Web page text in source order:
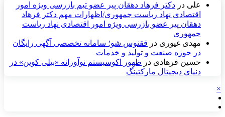
علی در دکتر فرهاد دهقان پیر عضو تيم بازرسی ويژه امور
اقتصادی نهاد رياست جمهوری/اظهارات مهم دکتر فرهاد
دهقان پیر عضو بازرسی ویژه امور اقتصادی نهاد ریاست
جمهوری
مهدی غیوری در ققنوس شو؛ سامانه تخصصی آگهی رایگان
در حوزه صنعت و تولید و خدمات
حسین فرهادی در ظهور اکوسیستم نوآورانه «بیلی کوین» در
دنیای دیجیتال مارکتینگ
×